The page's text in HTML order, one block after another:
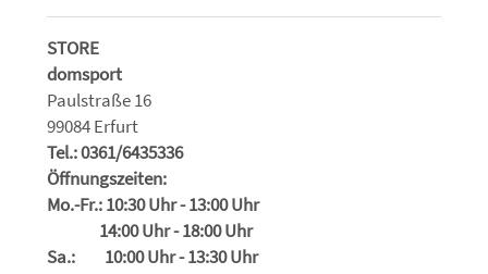
STORE
domsport
Paulstraße 16
99084 Erfurt
Tel.: 0361/6435336
Öffnungszeiten:
Mo.-Fr.: 10:30 Uhr - 13:00 Uhr
14:00 Uhr - 18:00 Uhr
Sa.: 10:00 Uhr - 13:30 Uhr